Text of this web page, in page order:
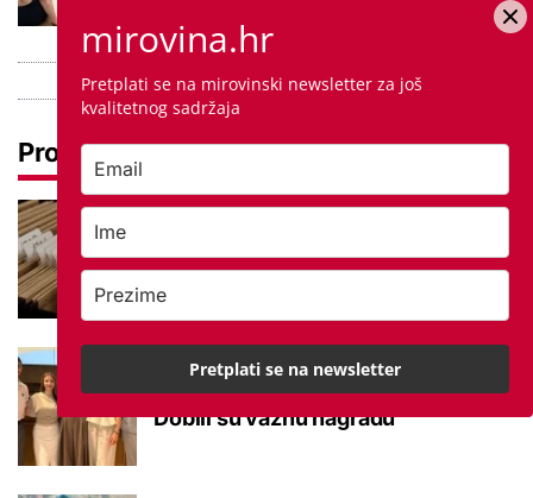
Pročitaj još
Promjena prakse za sve SC-ove,
potvrđeno
Studenti otkrili kako se obraćati
mladima kad je u pitanju alkohol:
Dobili su važnu nagradu
mirovina.hr
Pretplati se na mirovinski newsletter za još
kvalitetnog sadržaja
Pretplati se na newsletter